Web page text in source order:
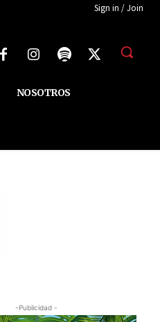
Sign in / Join
NOSOTROS
-Publicidad -